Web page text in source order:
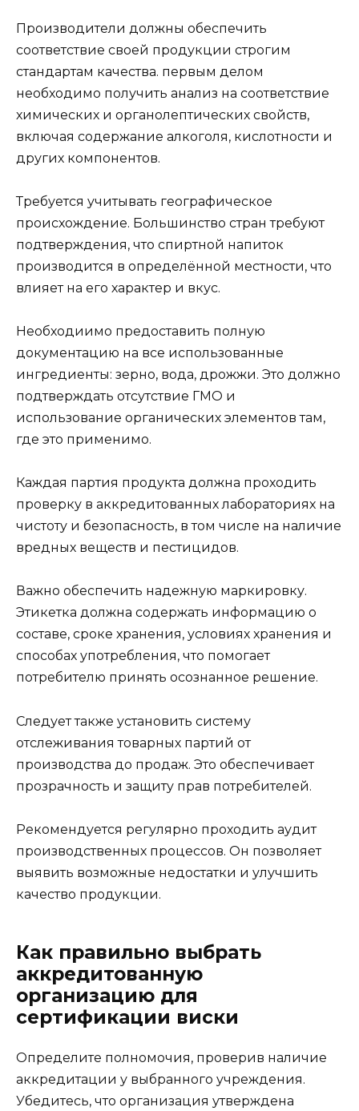
Производители должны обеспечить
соответствие своей продукции строгим
стандартам качества. первым делом
необходимо получить анализ на соответствие
химических и органолептических свойств,
включая содержание алкоголя, кислотности и
других компонентов.
Требуется учитывать географическое
происхождение. Большинство стран требуют
подтверждения, что спиртной напиток
производится в определённой местности, что
влияет на его характер и вкус.
Необходиимо предоставить полную
документацию на все использованные
ингредиенты: зерно, вода, дрожжи. Это должно
подтверждать отсутствие ГМО и
использование органических элементов там,
где это применимо.
Каждая партия продукта должна проходить
проверку в аккредитованных лабораториях на
чистоту и безопасность, в том числе на наличие
вредных веществ и пестицидов.
Важно обеспечить надежную маркировку.
Этикетка должна содержать информацию о
составе, сроке хранения, условиях хранения и
способах употребления, что помогает
потребителю принять осознанное решение.
Следует также установить систему
отслеживания товарных партий от
производства до продаж. Это обеспечивает
прозрачность и защиту прав потребителей.
Рекомендуется регулярно проходить аудит
производственных процессов. Он позволяет
выявить возможные недостатки и улучшить
качество продукции.
Как правильно выбрать
аккредитованную
организацию для
сертификации виски
Определите полномочия, проверив наличие
аккредитации у выбранного учреждения.
Убедитесь, что организация утверждена